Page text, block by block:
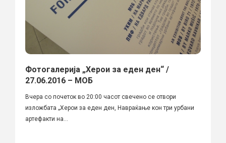
Фотогалерија „Херои за еден ден“ /
27.06.2016 – МОБ
Вчера со почеток во 20:00 часот свечено се отвори
изложбата „Херои за еден ден, Навраќање кон три урбани
артефакти на...